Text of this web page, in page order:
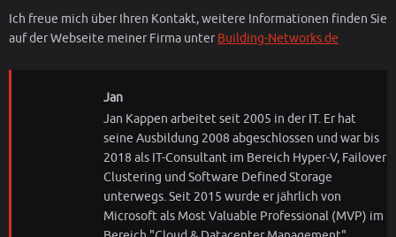
Ich freue mich über Ihren Kontakt, weitere Informationen finden Sie
auf der Webseite meiner Firma unter Building-Networks.de
Jan
Jan Kappen arbeitet seit 2005 in der IT. Er hat
seine Ausbildung 2008 abgeschlossen und war bis
2018 als IT-Consultant im Bereich Hyper-V, Failover
Clustering und Software Defined Storage
unterwegs. Seit 2015 wurde er jährlich von
Microsoft als Most Valuable Professional (MVP) im